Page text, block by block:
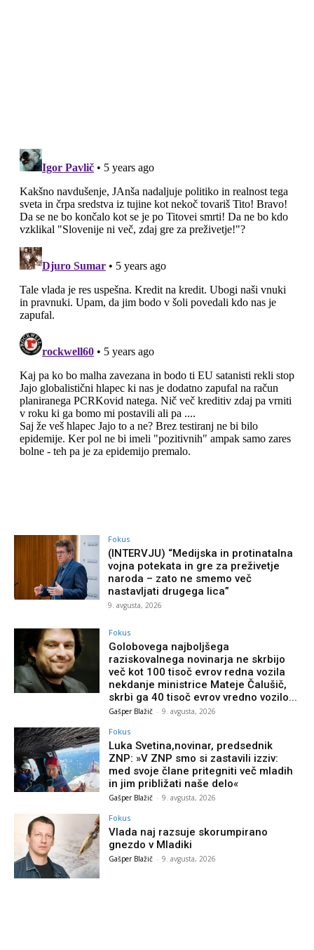
Fokus
(INTERVJU) “Medijska in protinatalna
vojna potekata in gre za preživetje
naroda – zato ne smemo več
nastavljati drugega lica”
9. avgusta, 2026
Fokus
Golobovega najboljšega
raziskovalnega novinarja ne skrbijo
več kot 100 tisoč evrov redna vozila
nekdanje ministrice Mateje Čalušič,
skrbi ga 40 tisoč evrov vredno vozilo...
Gašper Blažič - 9. avgusta, 2026
Fokus
Luka Svetina,novinar, predsednik
ZNP: »V ZNP smo si zastavili izziv:
med svoje člane pritegniti več mladih
in jim približati naše delo«
Gašper Blažič - 9. avgusta, 2026
Fokus
Vlada naj razsuje skorumpirano
gnezdo v Mladiki
Gašper Blažič - 9. avgusta, 2026